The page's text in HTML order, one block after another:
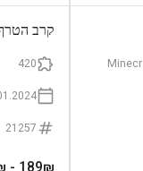
קרב
420
21257
189₪
- 279.94₪